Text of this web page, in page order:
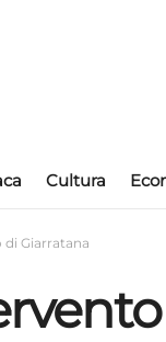
Cultura
Giarratana